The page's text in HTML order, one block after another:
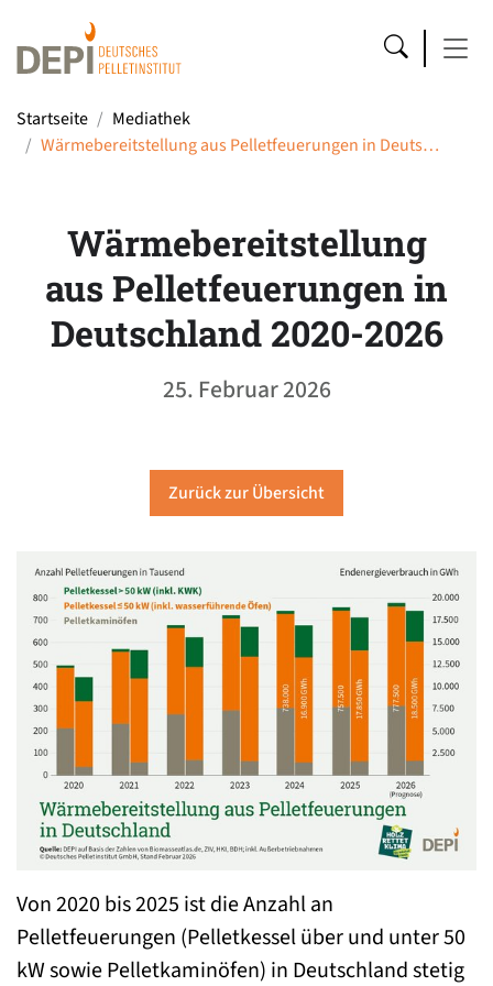
Startseite
Mediathek
Wärmebereitstellung aus Pelletfeuerungen in Deuts…
Wärmebereitstellung
aus Pelletfeuerungen in
Deutschland 2020-2026
25. Februar 2026
Zurück zur Übersicht
Von 2020 bis 2025 ist die Anzahl an
Pelletfeuerungen (Pelletkessel über und unter 50
kW sowie Pelletkaminöfen) in Deutschland stetig